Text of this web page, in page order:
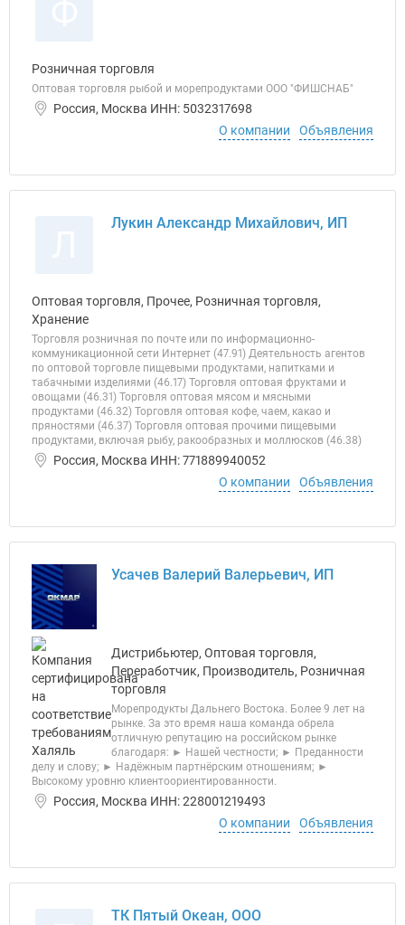
Розничная торговля
Оптовая торговля рыбой и морепродуктами ООО "ФИШСНАБ"
Россия, Москва ИНН: 5032317698
О компании
Объявления
Лукин Александр Михайлович, ИП
Оптовая торговля, Прочее, Розничная торговля,
Хранение
Торговля розничная по почте или по информационно-
коммуникационной сети Интернет (47.91) Деятельность агентов
по оптовой торговле пищевыми продуктами, напитками и
табачными изделиями (46.17) Торговля оптовая фруктами и
овощами (46.31) Торговля оптовая мясом и мясными
продуктами (46.32) Торговля оптовая кофе, чаем, какао и
пряностями (46.37) Торговля оптовая прочими пищевыми
продуктами, включая рыбу, ракообразных и моллюсков (46.38)
Россия, Москва ИНН: 771889940052
О компании
Объявления
Усачев Валерий Валерьевич, ИП
Дистрибьютер, Оптовая торговля,
Переработчик, Производитель, Розничная
торговля
Морепродукты Дальнего Востока. Более 9 лет на
рынке. За это время наша команда обрела
отличную репутацию на российском рынке
благодаря: ► Нашей честности; ► Преданности
делу и слову; ► Надёжным партнёрским отношениям; ►
Высокому уровню клиентоориентированности.
Россия, Москва ИНН: 228001219493
О компании
Объявления
ТК Пятый Океан, ООО